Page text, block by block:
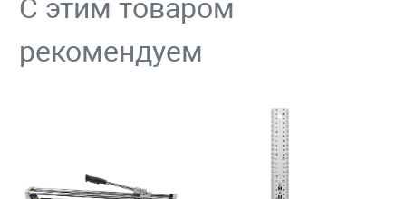
С этим товаром
рекомендуем